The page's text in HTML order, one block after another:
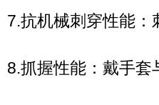
7.抗机械刺穿性能：
8.抓握性能：戴手